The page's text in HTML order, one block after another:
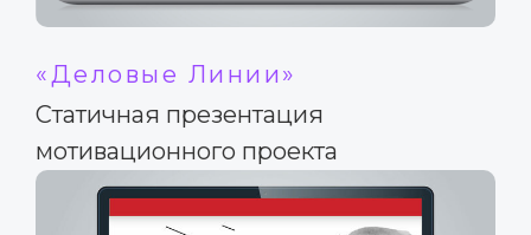
«Деловые Линии»
Статичная презентация
мотивационного проекта